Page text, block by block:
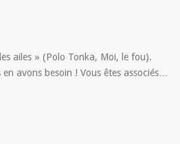
ailes » (Polo Tonka, Moi, le fou).
avons besoin ! Vous êtes associés…